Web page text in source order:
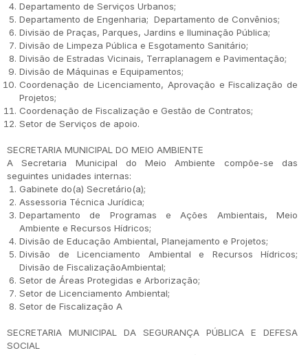
Departamento de Serviços Urbanos;
Departamento de Engenharia; Departamento de Convênios;
Divisäo de Praças, Parques, Jardins e Iluminação Pública;
Divisão de Limpeza Pública e Esgotamento Sanitário;
Divisão de Estradas Vicinais, Terraplanagem e Pavimentação;
Divisão de Máquinas e Equipamentos;
Coordenação de Licenciamento, Aprovação e Fiscalização de
Projetos;
Coordenação de Fiscalização e Gestão de Contratos;
Setor de Serviços de apoio.
SECRETARIA MUNICIPAL DO MEIO AMBIENTE
A Secretaria Municipal do Meio Ambiente compõe-se das
seguintes unidades internas:
Gabinete do(a) Secretário(a);
Assessoria Técnica Jurídica;
Departamento de Programas e Ações Ambientais, Meio
Ambiente e Recursos Hídricos;
Divisão de Educação Ambiental, Planejamento e Projetos;
Divisão de Licenciamento Ambiental e Recursos Hídricos;
Divisão de FiscalizaçãoAmbiental;
Setor de Áreas Protegidas e Arborização;
Setor de Licenciamento Ambiental;
Setor de Fiscalização A
SECRETARIA MUNICIPAL DA SEGURANÇA PÚBLICA E DEFESA
SOCIAL